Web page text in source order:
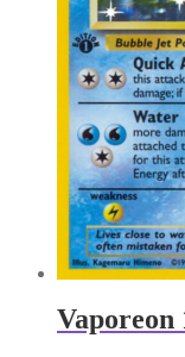
Vaporeon